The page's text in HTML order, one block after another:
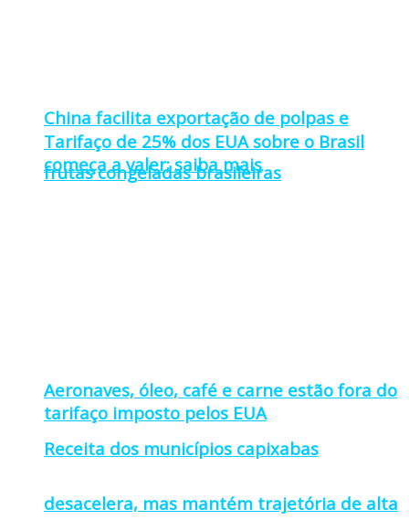
China facilita exportação de polpas e
frutas congeladas brasileiras
Receita dos municípios capixabas
desacelera, mas mantém trajetória de alta
Tarifaço de 25% dos EUA sobre o Brasil
começa a valer; saiba mais
Aeronaves, óleo, café e carne estão fora do
tarifaço imposto pelos EUA